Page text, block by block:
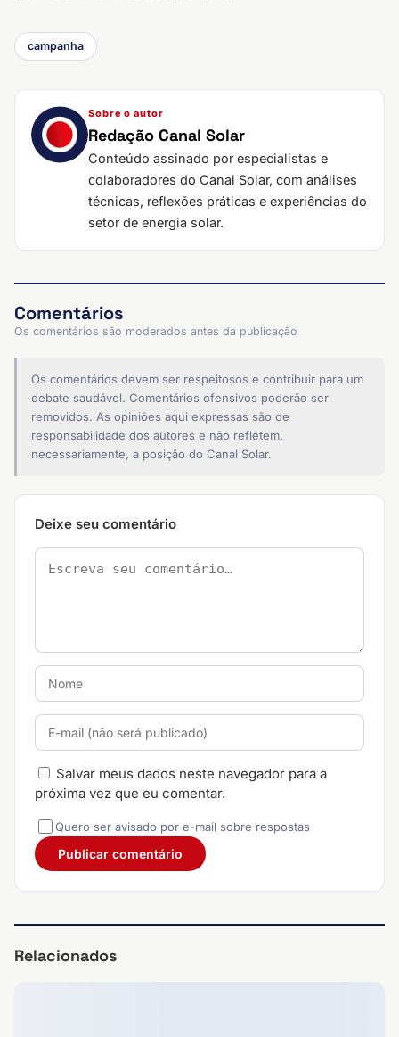
campanha
Sobre o autor
Redação Canal Solar
Conteúdo assinado por especialistas e
colaboradores do Canal Solar, com análises
técnicas, reflexões práticas e experiências do
setor de energia solar.
Comentários
Os comentários são moderados antes da publicação
Os comentários devem ser respeitosos e contribuir para um
debate saudável. Comentários ofensivos poderão ser
removidos. As opiniões aqui expressas são de
responsabilidade dos autores e não refletem,
necessariamente, a posição do Canal Solar.
Deixe seu comentário
Salvar meus dados neste navegador para a
próxima vez que eu comentar.
Quero ser avisado por e-mail sobre respostas
Relacionados